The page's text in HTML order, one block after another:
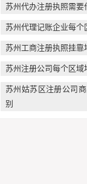
苏州代办注册执照需要
苏州代理记账企业每个
苏州工商注册执照挂靠
苏州注册公司每个区域
苏州姑苏区注册公司
别